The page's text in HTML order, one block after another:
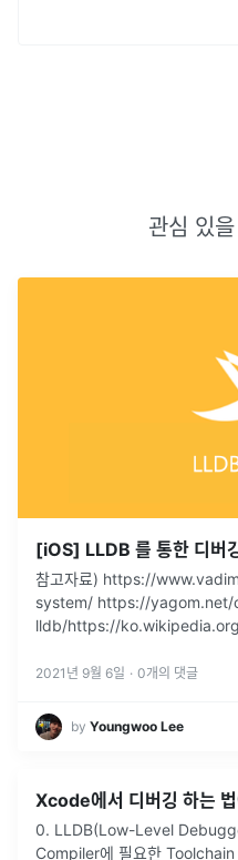
관심 있
[iOS] LLDB 를 통한 디버
참고자료) https://
system/ https://
lldb/https://
2021년 9월 6일 · 0개의 댓글
by Youngwoo Lee
Xcode에서 디버깅 하는
0. LLDB(Low-Level
Compiler에 필요한 Toolchain